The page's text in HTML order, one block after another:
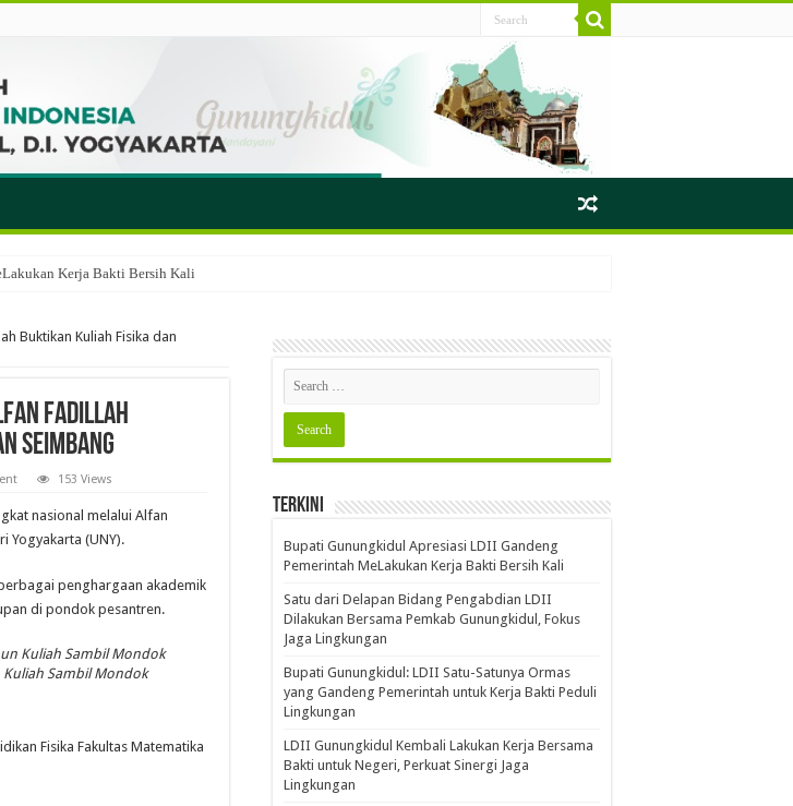
Kerja Bakti Bersih Kali
Buktikan Kuliah Fisika dan
Fadillah
Seimbang
153 Views
nasional melalui Alfan
Yogyakarta (UNY).
penghargaan akademik
di pondok pesantren.
Kuliah Sambil Mondok
Fisika Fakultas Matematika
Terkini
Bupati Gunungkidul Apresiasi LDII Gandeng
Pemerintah MeLakukan Kerja Bakti Bersih Kali ‎
Satu dari Delapan Bidang Pengabdian LDII
Dilakukan Bersama Pemkab Gunungkidul, Fokus
Jaga Lingkungan
Bupati Gunungkidul: LDII Satu-Satunya Ormas
yang Gandeng Pemerintah untuk Kerja Bakti Peduli
Lingkungan
LDII Gunungkidul Kembali Lakukan Kerja Bersama
Bakti untuk Negeri, Perkuat Sinergi Jaga
Lingkungan